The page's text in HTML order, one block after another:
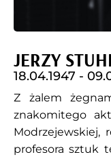
JERZY
18.04.1947 -
Z żalem
znakomitego
Modrzejewskiej,
profesora sztuk